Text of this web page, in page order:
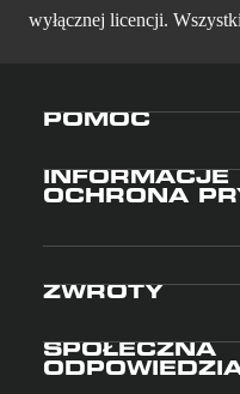
wyłącznej licencji.
POMOC
INFORMACJE
OCHRONA
ZWROTY
SPOŁECZNA